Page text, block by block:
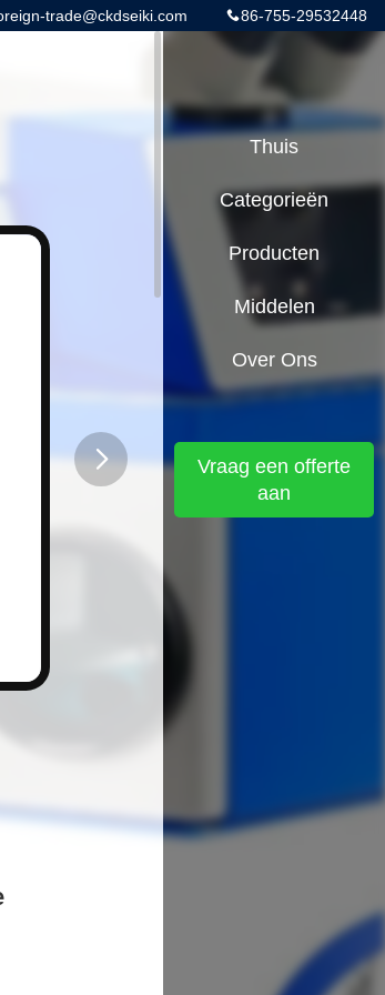
86-755-29532448
trade@ckdseiki.com
Thuis
Categorieën
Producten
Middelen
Over Ons
Vraag een offerte
aan